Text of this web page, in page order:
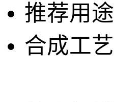
推荐用途
合成工艺